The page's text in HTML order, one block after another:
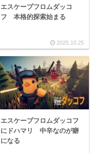
エスケープフロムダッコ
フ 本格的探索始まる
2025.10.25
エスケープフロムダッコフ
にドハマリ 中辛なのが癖
になる